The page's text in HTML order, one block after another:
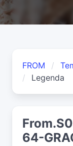
FROM
Legenda
64-